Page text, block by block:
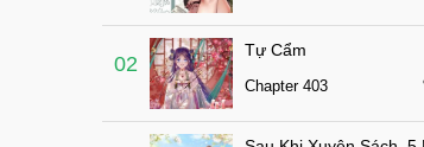
02
Tự Cẩm
Chapter 403